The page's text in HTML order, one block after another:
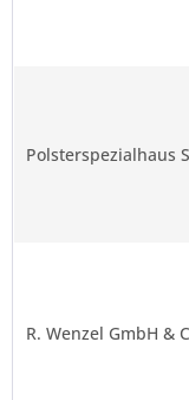
Polsterspezialhaus
R. Wenzel GmbH &